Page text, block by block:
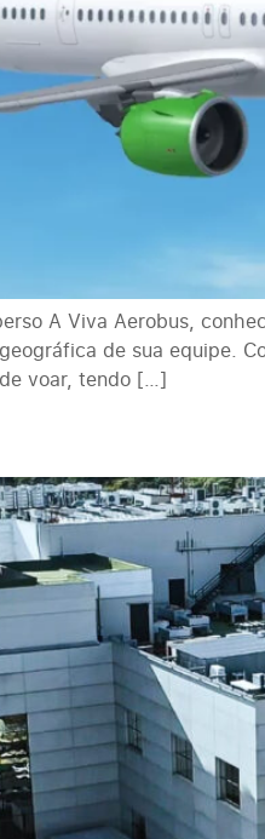
A Viva Aerobus,
de sua equipe.
voar, tendo […]